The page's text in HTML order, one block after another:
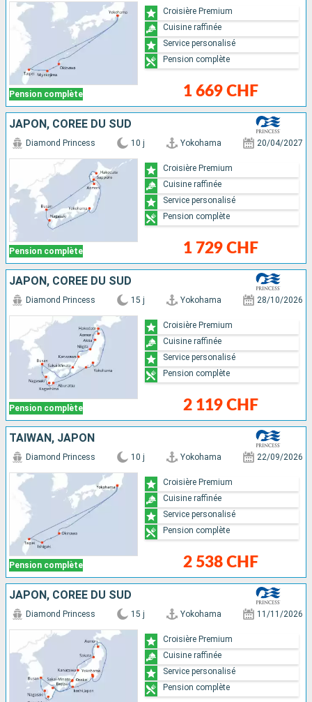
Pension complète 1 669 CHF
Croisière Premium
Cuisine raffinée
Service personalisé
Pension complète
JAPON, CORÉE DU SUD
Pension complète
Diamond Princess 10 j Yokohama 20/04/2027
1 729 CHF
Croisière Premium
Cuisine raffinée
Service personalisé
Pension complète
JAPON, CORÉE DU SUD
Pension complète
Diamond Princess 15 j Yokohama 28/10/2026
2 119 CHF
Croisière Premium
Cuisine raffinée
Service personalisé
Pension complète
TAÏWAN, JAPON
Pension complète
Diamond Princess 10 j Yokohama 22/09/2026
2 538 CHF
Croisière Premium
Cuisine raffinée
Service personalisé
Pension complète
JAPON, CORÉE DU SUD
Diamond Princess 15 j Yokohama 11/11/2026
Croisière Premium
Cuisine raffinée
Service personalisé
Pension complète